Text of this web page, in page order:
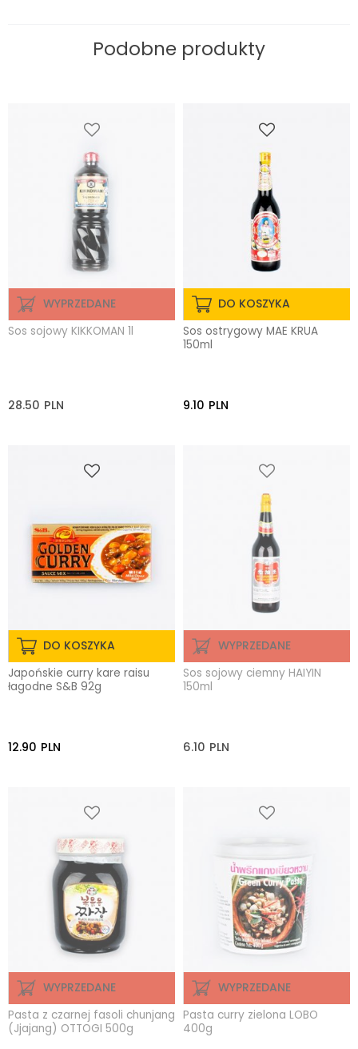
Podobne produkty
WYPRZEDANE
Sos sojowy KIKKOMAN 1l
28.50 PLN
DO KOSZYKA
Sos ostrygowy MAE KRUA
150ml
9.10 PLN
DO KOSZYKA
Japońskie curry kare raisu
łagodne S&B 92g
12.90 PLN
WYPRZEDANE
Sos sojowy ciemny HAIYIN
150ml
6.10 PLN
WYPRZEDANE
Pasta z czarnej fasoli chunjang
(Jjajang) OTTOGI 500g
WYPRZEDANE
Pasta curry zielona LOBO
400g